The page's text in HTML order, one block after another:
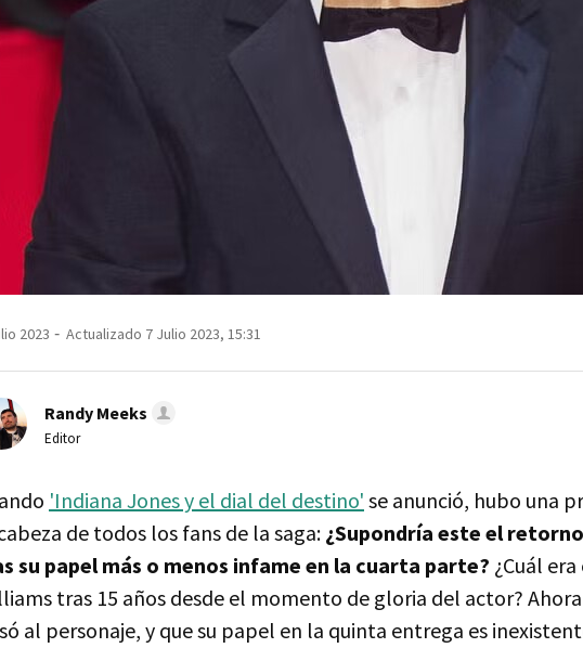
2023 Actualizado 7 Julio 2023, 15:31
Randy Meeks
Editor
'Indiana Jones y el dial del destino' se anunció, hubo una
de todos los fans de la saga: ¿Supondría este el
su papel más o menos infame en la cuarta parte? ¿Cuál
tras 15 años desde el momento de gloria del actor?
al personaje, y que su papel en la quinta entrega es